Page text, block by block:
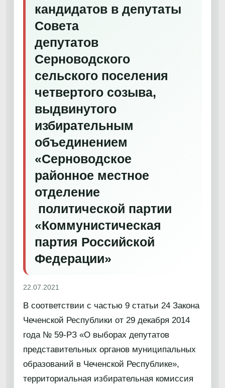
кандидатов в депутаты
Совета
депутатов
Серноводского
сельского поселения
четвертого созыва,
выдвинутого
избирательным
объединением
«Серноводское
районное местное
отделение
политической партии
«Коммунистическая
партия Российской
Федерации»
22.07.2021
В соответствии с частью 9 статьи 24 Закона
Чеченской Республики от 29 декабря 2014
года № 59-РЗ «О выборах депутатов
представительных органов муниципальных
образований в Чеченской Республике»,
территориальная избирательная комиссия